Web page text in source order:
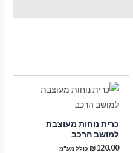
כרית נוחות מעוצבת
למושב הרכב
₪120.00 כולל מע"מ